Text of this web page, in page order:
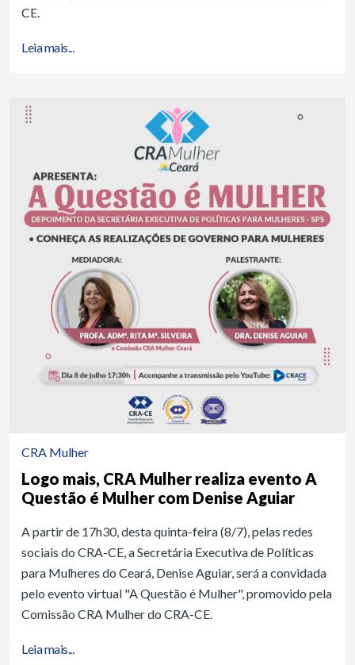
CE.
Leia mais...
CRA Mulher
Logo mais, CRA Mulher realiza evento A
Questão é Mulher com Denise Aguiar
A partir de 17h30, desta quinta-feira (8/7), pelas redes
sociais do CRA-CE, a Secretária Executiva de Políticas
para Mulheres do Ceará, Denise Aguiar, será a convidada
pelo evento virtual "A Questão é Mulher", promovido pela
Comissão CRA Mulher do CRA-CE.
Leia mais...